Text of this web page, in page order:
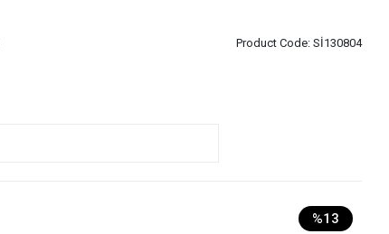
Product Code: Sİ130804
%13